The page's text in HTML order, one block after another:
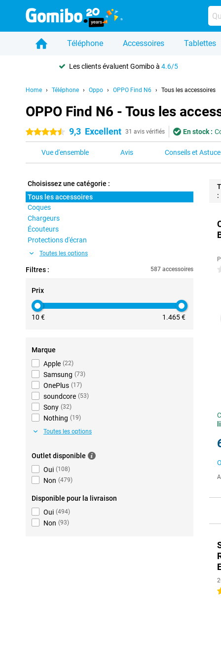
Téléphone Accessoires Tablettes
Les clients évaluent Gomibo à4.6/5
Home Téléphone Oppo OPPO Find N6 Tous les accessoires
OPPO Find N6 - Tous les
4.5 étoiles 9,3 Excellent 31 avis vérifiés En stock :
Vue d'ensemble Avis Conseils et
Choisissez une catégorie :
Tous les accessoires
Coques
Chargeurs
Écouteurs
Protections d'écran
Toutes les options
Filtres : 587 accessoires
Prix
10 € 1.465 €
Marque
Apple (22)
Samsung (73)
OnePlus (17)
soundcore (53)
Sony (32)
Nothing (19)
Toutes les options
Outlet disponible
Oui (108)
Non (479)
Disponible pour la livraison
Oui (494)
Non (93)
: